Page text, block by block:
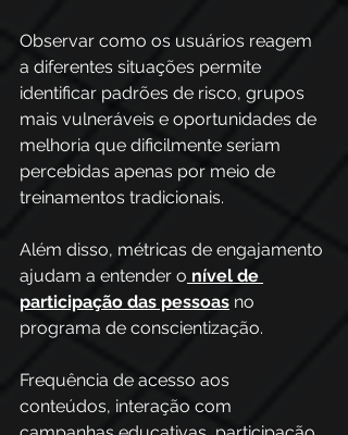
Observar como os usuários reagem
a diferentes situações permite
identificar padrões de risco, grupos
mais vulneráveis e oportunidades de
melhoria que dificilmente seriam
percebidas apenas por meio de
treinamentos tradicionais.
Além disso, métricas de engajamento
ajudam a entender o nível de
participação das pessoas no
programa de conscientização.
Frequência de acesso aos
conteúdos, interação com